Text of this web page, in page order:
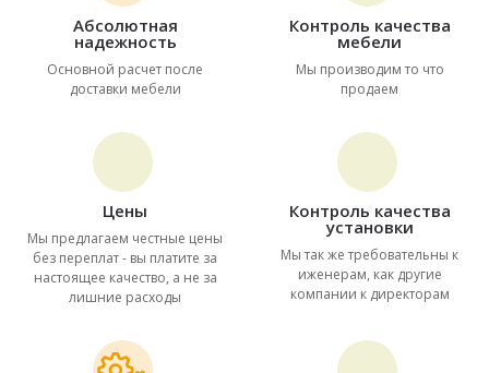
Абсолютная
надежность
Основной расчет после
доставки мебели
Контроль качества
мебели
Мы производим то что
продаем
Цены
Мы предлагаем честные цены
без переплат - вы платите за
настоящее качество, а не за
лишние расходы
Контроль качества
установки
Мы так же требовательны к
иженерам, как другие
компании к директорам